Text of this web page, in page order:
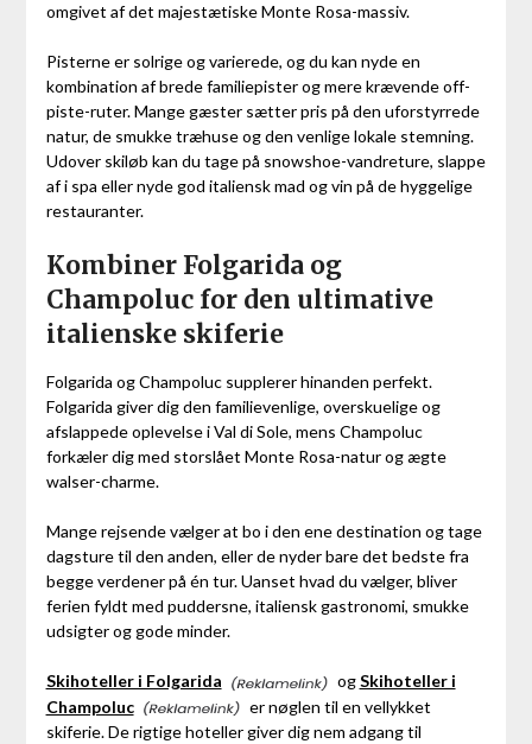
omgivet af det majestætiske Monte Rosa-massiv.
Pisterne er solrige og varierede, og du kan nyde en
kombination af brede familiepister og mere krævende off-
piste-ruter. Mange gæster sætter pris på den uforstyrrede
natur, de smukke træhuse og den venlige lokale stemning.
Udover skiløb kan du tage på snowshoe-vandreture, slappe
af i spa eller nyde god italiensk mad og vin på de hyggelige
restauranter.
Kombiner Folgarida og
Champoluc for den ultimative
italienske skiferie
Folgarida og Champoluc supplerer hinanden perfekt.
Folgarida giver dig den familievenlige, overskuelige og
afslappede oplevelse i Val di Sole, mens Champoluc
forkæler dig med storslået Monte Rosa-natur og ægte
walser-charme.
Mange rejsende vælger at bo i den ene destination og tage
dagsture til den anden, eller de nyder bare det bedste fra
begge verdener på én tur. Uanset hvad du vælger, bliver
ferien fyldt med puddersne, italiensk gastronomi, smukke
udsigter og gode minder.
Skihoteller i Folgarida ogSkihoteller i
Champoluc
er nøglen til en vellykket
skiferie. De rigtige hoteller giver dig nem adgang til